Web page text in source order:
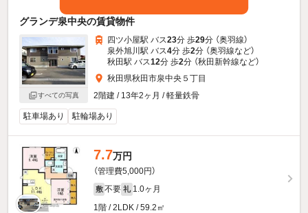
グランデ泉中央の賃貸物件
すべての写真
四ツ小屋駅 バス23分 歩29分 （奥羽線）
泉外旭川駅 バス4分 歩2分 （奥羽線など）
秋田駅 バス12分 歩2分 （秋田新幹線など）
秋田県秋田市泉中央５丁目
2階建 / 13年2ヶ月 / 軽量鉄骨
駐車場あり 駐輪場あり
7.7万円
（管理費5,000円）
敷 不要 礼 1.0ヶ月
1階 / 2LDK / 59.2㎡